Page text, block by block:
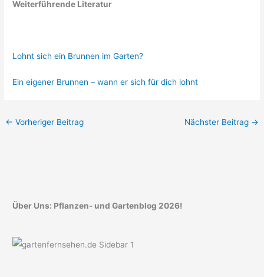
Weiterführende Literatur
Lohnt sich ein Brunnen im Garten?
Ein eigener Brunnen – wann er sich für dich lohnt
← Vorheriger Beitrag Nächster Beitrag →
Über Uns: Pflanzen- und Gartenblog 2026!